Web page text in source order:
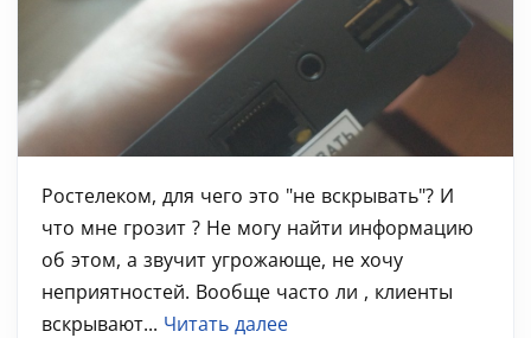
Ростелеком, для чего это "не вскрывать"? И
что мне грозит ? Не могу найти информацию
об этом, а звучит угрожающе, не хочу
неприятностей. Вообще часто ли , клиенты
вскрывают... Читать далее